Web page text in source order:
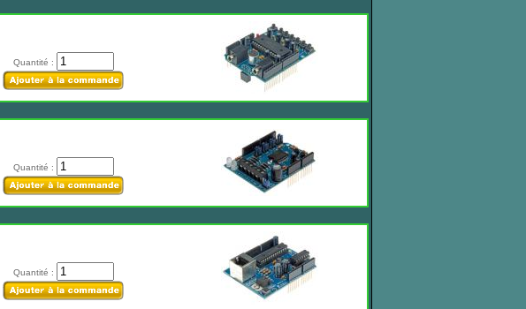
Quantité :
Quantité :
Quantité :